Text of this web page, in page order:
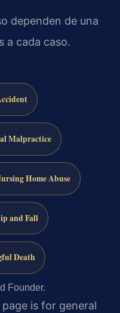
dependen de una
a cada caso.
Malpractice
Home Abuse
and Fall
Death
Founder.
page is for general